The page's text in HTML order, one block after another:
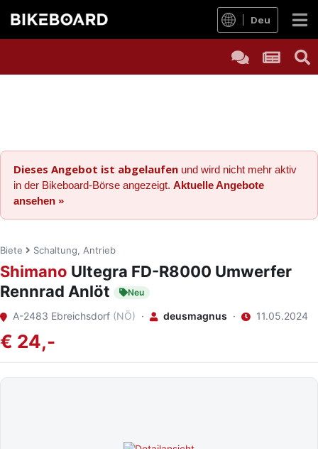
Deu
Dieses Angebot ist abgelaufen und wird nicht mehr aktiv
in der Bikeboard-Börse angezeigt. Aktuelle Angebote
ansehen »
Biete Schaltung, Antrieb
Shimano Ultegra FD-R8000 Umwerfer
Rennrad Anlöt
Neu
A-2483 Ebreichsdorf (NÖ) · deusmagnus · 11.05.2024
€ 24,-